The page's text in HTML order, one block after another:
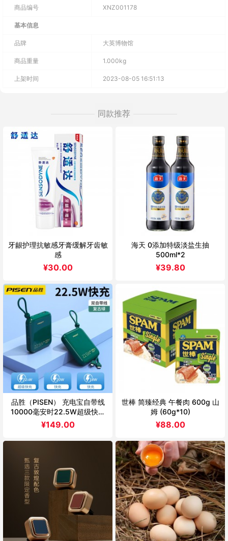
商品编号 XNZ001178
基本信息
品牌 大英博物馆
商品重量 1.000kg
上架时间 2023-08-05 16:51:13
同款推荐
牙龈护理抗敏感牙膏缓解牙齿敏
感
¥30.00
海天 0添加特级淡盐生抽
500ml*2
¥39.80
品胜（PISEN） 充电宝自带线
10000毫安时22.5W超级快充
超薄小巧便携移动电源适用华为
苹果小米自带双线快充D156
¥149.00
世棒 简臻经典 午餐肉 600g 山
姆 (60g*10)
¥88.00